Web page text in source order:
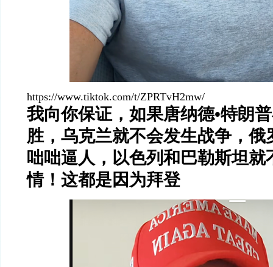
https://www.tiktok.com/t/ZPRTvH2mw/
我向你保证，如果唐纳德•特朗
胜，乌克兰就不会发生战争，俄
咄咄逼人，以色列和巴勒斯坦就
情！这都是因为拜登